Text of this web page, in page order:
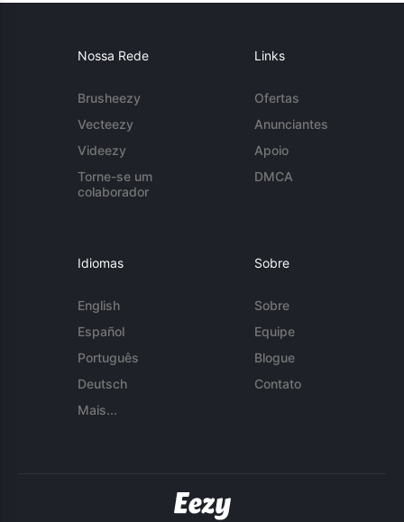
Nossa Rede
Brusheezy
Vecteezy
Videezy
Torne-se um
colaborador
Links
Ofertas
Anunciantes
Apoio
DMCA
Idiomas
English
Español
Português
Deutsch
Mais...
Sobre
Sobre
Equipe
Blogue
Contato